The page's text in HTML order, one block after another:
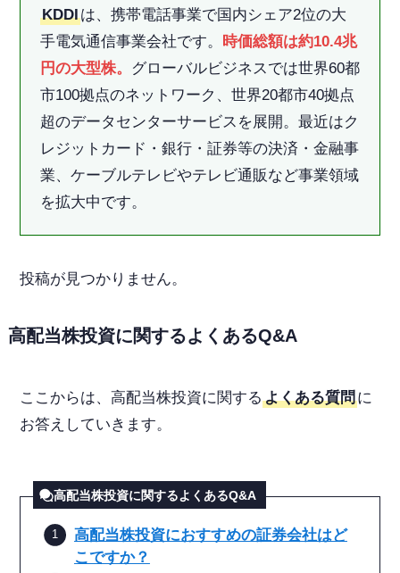
KDDIは、携帯電話事業で国内シェア2位の大
手電気通信事業会社です。
時価総額は約10.4兆
円の大型株。
グローバルビジネスでは世界60都
市100拠点のネットワーク、世界20都市40拠点
超のデータセンターサービスを展開。最近はク
レジットカード・銀行・証券等の決済・金融事
業、ケーブルテレビやテレビ通販など事業領域
を拡大中です。
投稿が見つかりません。
高配当株投資に関するよくあるQ&A
ここからは、高配当株投資に関するよくある質問に
お答えしていきます。
高配当株投資に関するよくあるQ&A
高配当株投資におすすめの証券会社はど
こですか？